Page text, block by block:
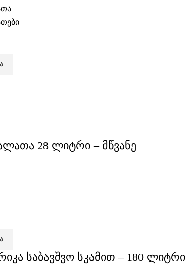
28 ლიტრი – მწვანე
საბავშვო სკამით – 180 ლიტრი